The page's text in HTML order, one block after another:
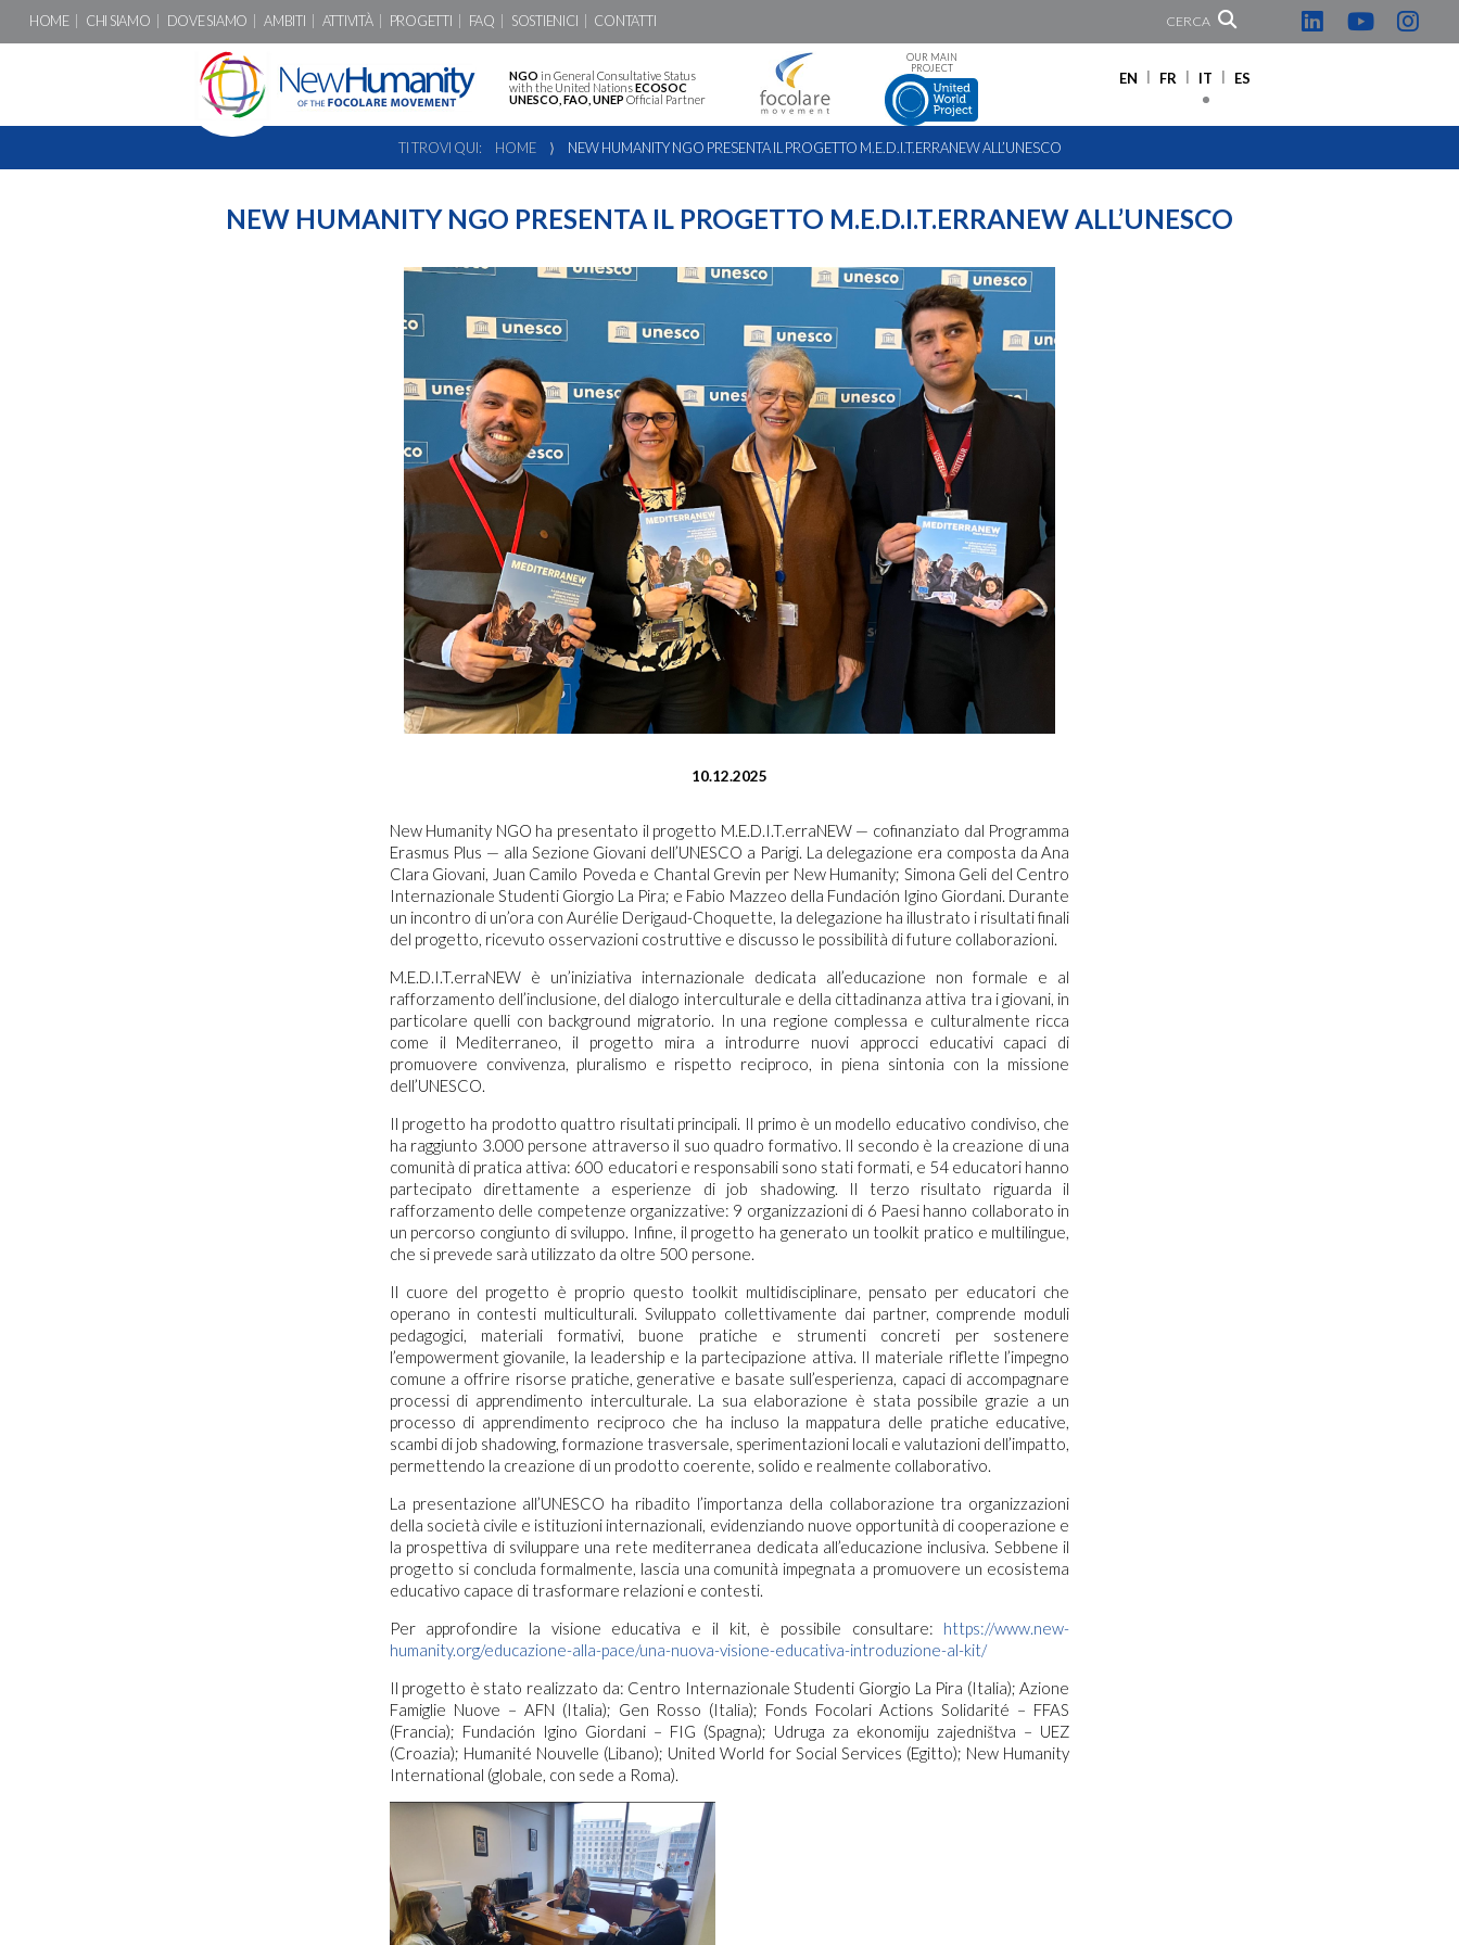
HOME CHI SIAMO DOVE SIAMO AMBITI ATTIVITÀ PROGETTI FAQ SOSTIENICI CONTATTI CERCA
NGO in General Consultative Status
with the United NationsECOSOC
UNESCO, FAO, UNEP Official Partner
OUR MAIN
PROJECT
EN FR IT ES
TI TROVI QUI: HOME ⟩ NEW HUMANITY NGO PRESENTA IL PROGETTO M.E.D.I.T.ERRANEW ALL’UNESCO
NEW HUMANITY NGO PRESENTA IL PROGETTO M.E.D.I.T.ERRANEW ALL’UNESCO
10.12.2025
New Humanity NGO ha presentato il progetto M.E.D.I.T.erraNEW — cofinanziato dal Programma
Erasmus Plus — alla Sezione Giovani dell’UNESCO a Parigi. La delegazione era composta da Ana
Clara Giovani, Juan Camilo Poveda e Chantal Grevin per New Humanity; Simona Geli del Centro
Internazionale Studenti Giorgio La Pira; e Fabio Mazzeo della Fundación Igino Giordani. Durante
un incontro di un’ora con Aurélie Derigaud-Choquette, la delegazione ha illustrato i risultati finali
del progetto, ricevuto osservazioni costruttive e discusso le possibilità di future collaborazioni.
M.E.D.I.T.erraNEW è un’iniziativa internazionale dedicata all’educazione non formale e al
rafforzamento dell’inclusione, del dialogo interculturale e della cittadinanza attiva tra i giovani, in
particolare quelli con background migratorio. In una regione complessa e culturalmente ricca
come il Mediterraneo, il progetto mira a introdurre nuovi approcci educativi capaci di
promuovere convivenza, pluralismo e rispetto reciproco, in piena sintonia con la missione
dell’UNESCO.
Il progetto ha prodotto quattro risultati principali. Il primo è un modello educativo condiviso, che
ha raggiunto 3.000 persone attraverso il suo quadro formativo. Il secondo è la creazione di una
comunità di pratica attiva: 600 educatori e responsabili sono stati formati, e 54 educatori hanno
partecipato direttamente a esperienze di job shadowing. Il terzo risultato riguarda il
rafforzamento delle competenze organizzative: 9 organizzazioni di 6 Paesi hanno collaborato in
un percorso congiunto di sviluppo. Infine, il progetto ha generato un toolkit pratico e multilingue,
che si prevede sarà utilizzato da oltre 500 persone.
Il cuore del progetto è proprio questo toolkit multidisciplinare, pensato per educatori che
operano in contesti multiculturali. Sviluppato collettivamente dai partner, comprende moduli
pedagogici, materiali formativi, buone pratiche e strumenti concreti per sostenere
l’empowerment giovanile, la leadership e la partecipazione attiva. Il materiale riflette l’impegno
comune a offrire risorse pratiche, generative e basate sull’esperienza, capaci di accompagnare
processi di apprendimento interculturale. La sua elaborazione è stata possibile grazie a un
processo di apprendimento reciproco che ha incluso la mappatura delle pratiche educative,
scambi di job shadowing, formazione trasversale, sperimentazioni locali e valutazioni dell’impatto,
permettendo la creazione di un prodotto coerente, solido e realmente collaborativo.
La presentazione all’UNESCO ha ribadito l’importanza della collaborazione tra organizzazioni
della società civile e istituzioni internazionali, evidenziando nuove opportunità di cooperazione e
la prospettiva di sviluppare una rete mediterranea dedicata all’educazione inclusiva. Sebbene il
progetto si concluda formalmente, lascia una comunità impegnata a promuovere un ecosistema
educativo capace di trasformare relazioni e contesti.
Per approfondire la visione educativa e il kit, è possibile consultare: https://www.new-
humanity.org/educazione-alla-pace/una-nuova-visione-educativa-introduzione-al-kit/
Il progetto è stato realizzato da: Centro Internazionale Studenti Giorgio La Pira (Italia); Azione
Famiglie Nuove – AFN (Italia); Gen Rosso (Italia); Fonds Focolari Actions Solidarité – FFAS
(Francia); Fundación Igino Giordani – FIG (Spagna); Udruga za ekonomiju zajedništva – UEZ
(Croazia); Humanité Nouvelle (Libano); United World for Social Services (Egitto); New Humanity
International (globale, con sede a Roma).